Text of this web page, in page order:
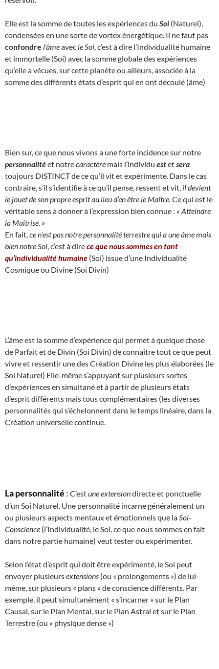
Elle est la somme de toutes les expériences du Soi (Naturel),
condensées en une sorte de vortex énergétique. Il ne faut pas
confondre l’âmeavec le Soi , c’est à dire l’Individualité humaine
et immortelle (Soi) avec la somme globale des expériences
qu’elle a vécues, sur cette planète ou ailleurs, associée à la
somme des différents états d’esprit qui en ont découlé (âme)
Bien sur, ce que nous vivons a une forte incidence sur notre
personnalitéet notrecaractère mais l’individu estetsera
toujours DISTINCT de ce qu’il vit et expérimente. Dans le cas
contraire, s’il s’identifie à ce qu’il pense, ressent et vit, il devient
le jouet de son propre esprit au lieu d’en être le Maître. Ce qui est le
véritable sens à donner à l’expression bien connue : « Atteindre
la Maîtrise. »
En fait, ce n’est pas notre personnalité terrestre qui a une âme mais
bien notre Soi , c’est à direce que nous sommes en tant
qu’individualité humaine (Soi) issue d’une Individualité
Cosmique ou Divine (Soi Divin)
L’âme est la somme d’expérience qui permet à quelque chose
de Parfait et de Divin (Soi Divin) de connaître tout ce que peut
vivre et ressentir une des Création Divine les plus élaborées (le
Soi Naturel) Elle-même s’appuyant sur plusieurs sortes
d’expériences en simultané et à partir de plusieurs états
d’esprit différents mais tous complémentaires (les diverses
personnalités qui s’échelonnent dans le temps linéaire, dans la
Création universelle continue.
La personnalité : C’estune extensiondirecte et ponctuelle
d’un Soi Naturel. Une personnalité incarne généralement un
ou plusieurs aspects mentaux et émotionnels que la Soi-
Conscience (l’Individualité, le Soi, ce que nous sommes en fait
dans notre partie humaine) veut tester ou expérimenter.
Selon l’état d’esprit qui doit être expérimenté, le Soi peut
envoyer plusieursextensions (ou « prolongements ») de lui-
même, sur plusieurs « plans » de conscience différents. Par
exemple, il peut simultanément « s’incarner » sur le Plan
Causal, sur le Plan Mental, sur le Plan Astral et sur le Plan
Terrestre (ou « physique dense »)